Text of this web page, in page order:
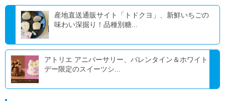
産地直送通販サイト「トドクヨ」、新鮮いちごの
味わい深掘り！品種別糖...
アトリエ アニバーサリー、バレンタイン＆ホワイト
デー限定のスイーツシ...